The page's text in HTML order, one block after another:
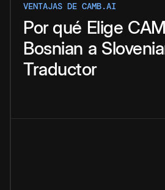
VENTAJAS DE CAMB.AI
Por qué Elige
Bosnian a
Traductor